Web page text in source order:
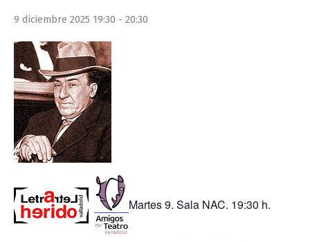
9 diciembre 2025 19:30 - 20:30
Martes 9. Sala NAC. 19:30 h.